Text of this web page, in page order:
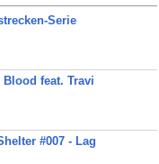
Serie
Blood feat. Travi
#007 - Lag